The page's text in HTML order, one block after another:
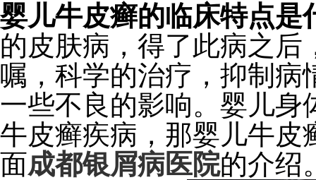
婴儿牛皮癣的临床特点是
的皮肤病，得了此病之
嘱，科学的治疗，抑制病
一些不良的影响。婴儿身
牛皮癣疾病，那婴儿牛皮
面成都银屑病医院的介绍